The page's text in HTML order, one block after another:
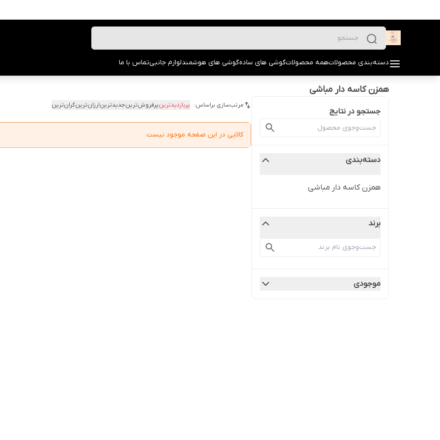
دسته‌بندی محصولاتهمه محصولاتگوشی های سادهگوشی های هوشمندلوازم جانبیتماس با ما
همزن کاسه دار مباشی
جستجو در نتایج
دسته‌بندی
همزن کاسه دار مباشی
برند
موجودی
مرتب‌سازی براساس: پربازدیدترینپرفروش‌ترینجدیدترینارزان‌ترینگران‌ترین
کالایی در این صفحه موجود نیست